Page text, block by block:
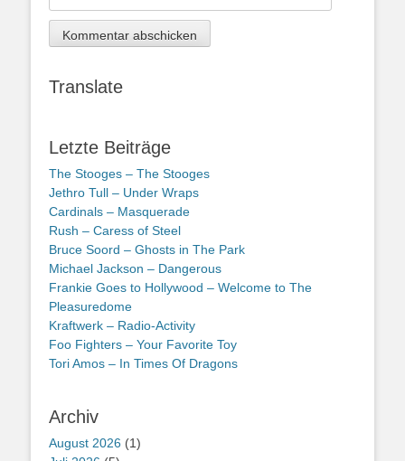
Translate
Letzte Beiträge
The Stooges – The Stooges
Jethro Tull – Under Wraps
Cardinals – Masquerade
Rush – Caress of Steel
Bruce Soord – Ghosts in The Park
Michael Jackson – Dangerous
Frankie Goes to Hollywood – Welcome to The
Pleasuredome
Kraftwerk – Radio-Activity
Foo Fighters – Your Favorite Toy
Tori Amos – In Times Of Dragons
Archiv
August 2026 (1)